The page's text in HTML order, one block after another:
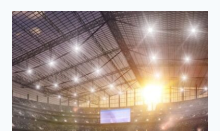
NASIL
DEĞIŞTI?